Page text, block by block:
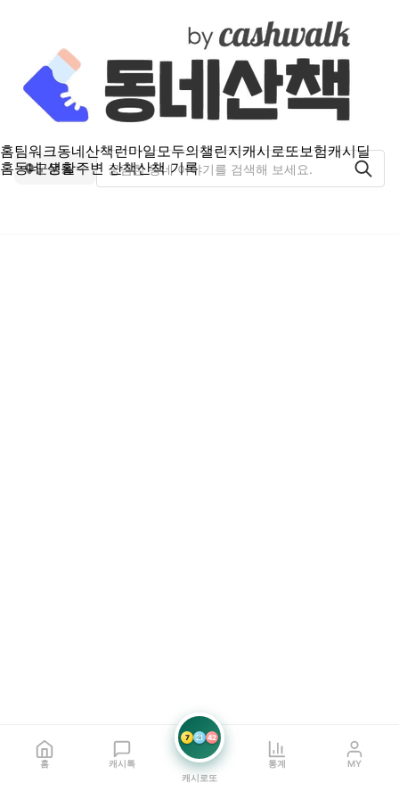
홈팀워크동네산책런마일모두의챌린지캐시로또보험캐시딜
홈동네 생활주변 산책산책 기록
군문동
홈 캐시톡
7 21 42
캐시로또
통계 MY